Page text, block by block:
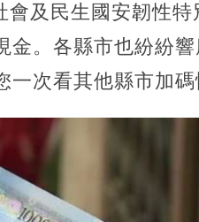
及民生國安韌性特
。各縣市也紛紛響
次看其他縣市加碼